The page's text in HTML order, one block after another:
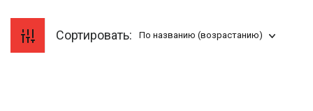
Сортировать: По названию (возрастанию)